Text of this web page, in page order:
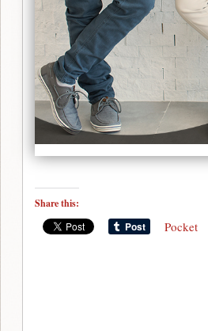
Share this:
Pocket